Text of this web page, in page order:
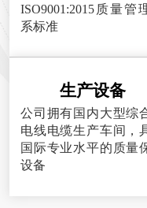
ISO9001:2015质量管
系标准
生产设备
公司拥有国内大型综
电线电缆生产车间，
国际专业水平的质量
设备